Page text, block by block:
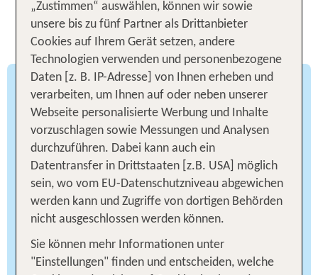
Rundreisen in Deutschland: TOP
Routen-Tipps
Nordische UNESCO-
Welterbestraße
Auf 557 Kilometern führt die „Nordische
UNESCO-Welterbestraße“ entlang der Küsten von
Nord- und Ostsee. An derNordseeküstevon
Niedersachsen und Schleswig-Holstein findest du
das UNESCO-Weltnaturerbe Wattenmeer. Das
Erbe der Hanse kannst du in den Hansestädten
Bremen, Hamburg, Lübeck, Wismar und Stralsund
„Zustimmen“ auswählen, können wir sowie
unsere bis zu fünf Partner als Drittanbieter
Cookies auf Ihrem Gerät setzen, andere
Technologien verwenden und personenbezogene
Daten [z. B. IP-Adresse] von Ihnen erheben und
verarbeiten, um Ihnen auf oder neben unserer
Webseite personalisierte Werbung und Inhalte
vorzuschlagen sowie Messungen und Analysen
durchzuführen. Dabei kann auch ein
Datentransfer in Drittstaaten [z.B. USA] möglich
sein, wo vom EU-Datenschutzniveau abgewichen
werden kann und Zugriffe von dortigen Behörden
nicht ausgeschlossen werden können.
Sie können mehr Informationen unter
"Einstellungen" finden und entscheiden, welche